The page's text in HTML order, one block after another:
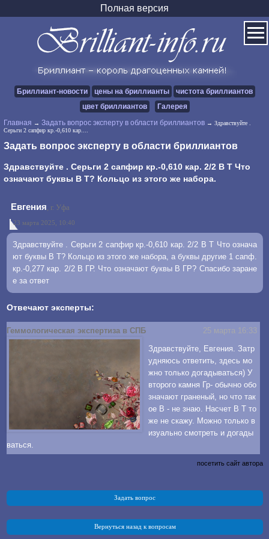
Полная версия
Бриллиант-новости цены на бриллианты
чистота бриллиантов
цвет бриллиантов
Галерея
Главная → Задать вопрос эксперту в области бриллиантов → Здравствуйте .
Серьги 2 сапфир кр.-0,610 кар....
Задать вопрос эксперту в области бриллиантов
Здравствуйте . Серьги 2 сапфир кр.-0,610 кар. 2/2 В Т Что
означают буквы В Т? Кольцо из этого же набора.
Евгения , г. Уфа
23 марта 2025, 10:40
Здравствуйте . Серьги 2 сапфир кр.-0,610 кар. 2/2 В Т Что означа
ют буквы В Т? Кольцо из этого же набора, а буквы другие 1 сапф.
кр.-0,277 кар. 2/2 В ГР. Что означают буквы В ГР? Спасибо заране
е за ответ
Отвечают эксперты:
Геммологическая экспертиза в СПБ
25 марта 16:33
Здравствуйте, Евгения. Затр
удняюсь ответить, здесь мо
жно только догадываться) У
второго камня Гр- обычно обо
значают граненый, но что так
ое В - не знаю. Насчет В Т то
же не скажу. Можно только в
изуально смотреть и догады
ваться.
посетить сайт автора
Задать вопрос
Вернуться назад к вопросам